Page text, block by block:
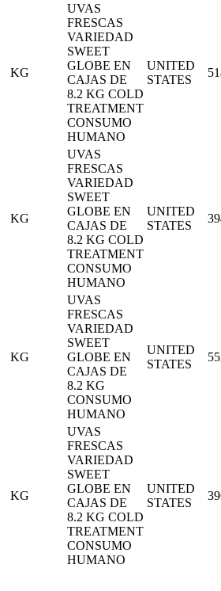
KG
UVAS
FRESCAS
VARIEDAD
SWEET
GLOBE EN
CAJAS DE
8.2 KG COLD
TREATMENT
CONSUMO
HUMANO
UNITED
STATES
KG
UVAS
FRESCAS
VARIEDAD
SWEET
GLOBE EN
CAJAS DE
8.2 KG COLD
TREATMENT
CONSUMO
HUMANO
UNITED
STATES
KG
UVAS
FRESCAS
VARIEDAD
SWEET
GLOBE EN
CAJAS DE
8.2 KG
CONSUMO
HUMANO
UNITED
STATES
KG
UVAS
FRESCAS
VARIEDAD
SWEET
GLOBE EN
CAJAS DE
8.2 KG COLD
TREATMENT
CONSUMO
HUMANO
UNITED
STATES